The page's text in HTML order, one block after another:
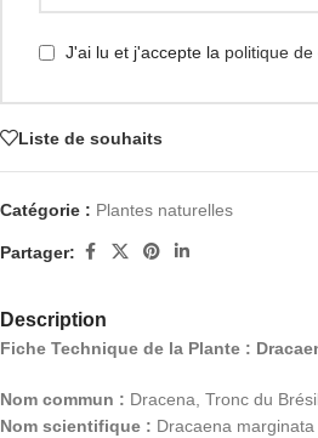
J'ai lu et j'accepte la politique
Liste de souhaits
Catégorie : Plantes naturelles
Partager:
Description
Fiche Technique de la Plante :
Nom commun : Dracena, Tronc du
Nom scientifique : Dracaena marginata